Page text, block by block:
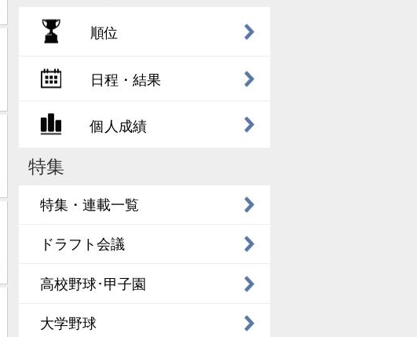
順位
日程・結果
個人成績
特集
特集・連載一覧
ドラフト会議
高校野球･甲子園
大学野球